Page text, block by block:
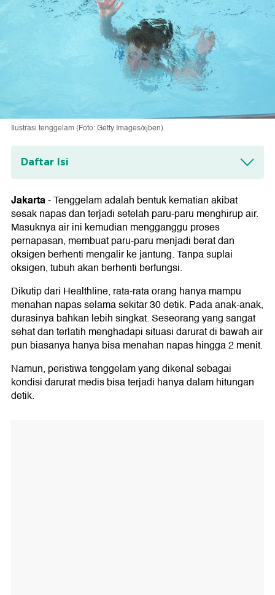
Ilustrasi tenggelam (Foto: Getty Images/xjben)
Daftar Isi
Berapa Banyak Air yang Dapat Memicu
Tenggelam?
Tahapan Tenggelam
Jakarta-Tenggelam adalah bentuk kematian akibat
sesak napas dan terjadi setelah paru-paru menghirup air.
Masuknya air ini kemudian mengganggu proses
pernapasan, membuat paru-paru menjadi berat dan
oksigen berhenti mengalir ke jantung. Tanpa suplai
oksigen, tubuh akan berhenti berfungsi.
Dikutip dari Healthline, rata-rata orang hanya mampu
menahan napas selama sekitar 30 detik. Pada anak-anak,
durasinya bahkan lebih singkat. Seseorang yang sangat
sehat dan terlatih menghadapi situasi darurat di bawah air
pun biasanya hanya bisa menahan napas hingga 2 menit.
Namun, peristiwa tenggelam yang dikenal sebagai
kondisi darurat medis bisa terjadi hanya dalam hitungan
detik.